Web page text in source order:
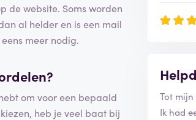
de website. Soms worden
al helder en is een mail
meer nodig.
om voor een bepaald
heb je veel baat bij
Tot
Ik had